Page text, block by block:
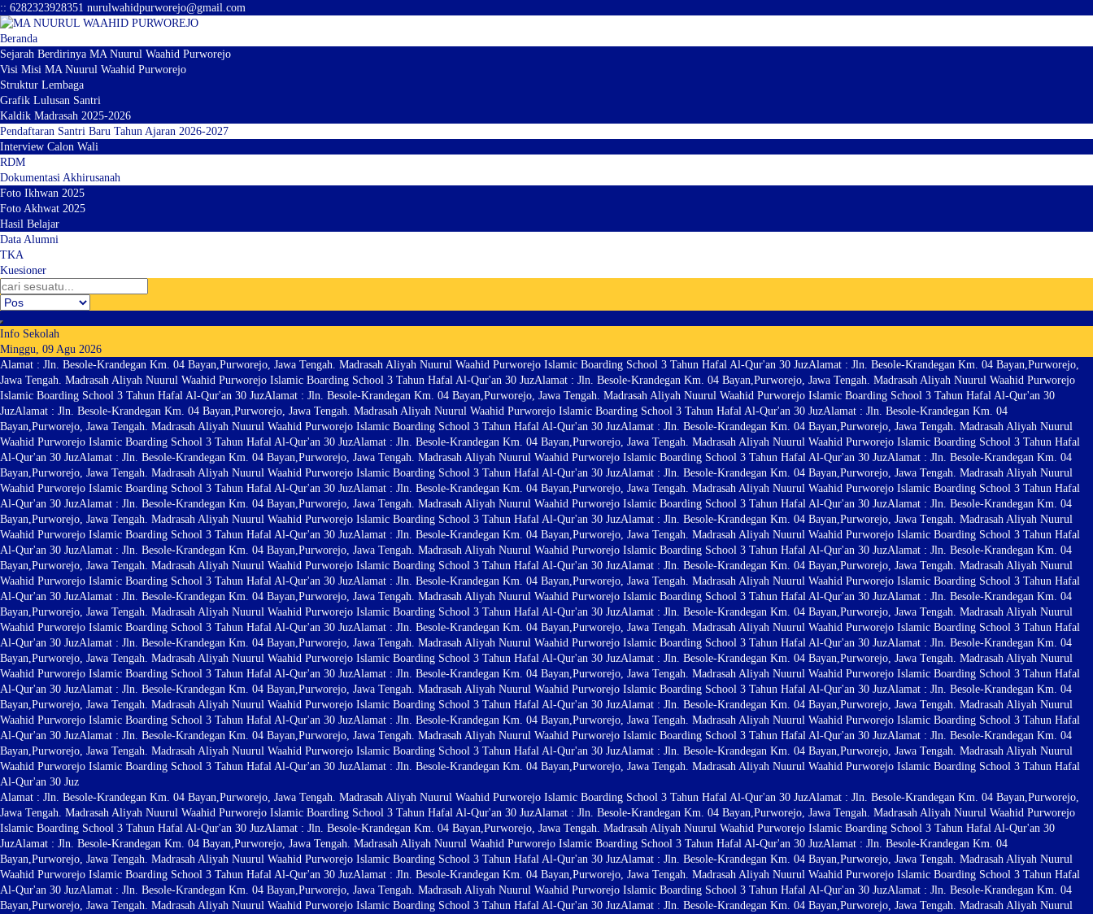
:: 6282323928351 nurulwahidpurworejo@gmail.com
Beranda
Sejarah Berdirinya MA Nuurul Waahid Purworejo
Visi Misi MA Nuurul Waahid Purworejo
Struktur Lembaga
Grafik Lulusan Santri
Kaldik Madrasah 2025-2026
Pendaftaran Santri Baru Tahun Ajaran 2026-2027
Interview Calon Wali
RDM
Dokumentasi Akhirusanah
Foto Ikhwan 2025
Foto Akhwat 2025
Hasil Belajar
Data Alumni
TKA
Kuesioner
Info Sekolah
Minggu, 09 Agu 2026
Alamat : Jln. Besole-Krandegan Km. 04 Bayan,Purworejo, Jawa Tengah. Madrasah Aliyah Nuurul Waahid Purworejo Islamic Boarding School 3 Tahun Hafal Al-Qur'an 30 JuzAlamat : Jln. Besole-Krandegan Km. 04 Bayan,Purworejo,
Jawa Tengah. Madrasah Aliyah Nuurul Waahid Purworejo Islamic Boarding School 3 Tahun Hafal Al-Qur'an 30 JuzAlamat : Jln. Besole-Krandegan Km. 04 Bayan,Purworejo, Jawa Tengah. Madrasah Aliyah Nuurul Waahid Purworejo
Islamic Boarding School 3 Tahun Hafal Al-Qur'an 30 JuzAlamat : Jln. Besole-Krandegan Km. 04 Bayan,Purworejo, Jawa Tengah. Madrasah Aliyah Nuurul Waahid Purworejo Islamic Boarding School 3 Tahun Hafal Al-Qur'an 30
JuzAlamat : Jln. Besole-Krandegan Km. 04 Bayan,Purworejo, Jawa Tengah. Madrasah Aliyah Nuurul Waahid Purworejo Islamic Boarding School 3 Tahun Hafal Al-Qur'an 30 JuzAlamat : Jln. Besole-Krandegan Km. 04
Bayan,Purworejo, Jawa Tengah. Madrasah Aliyah Nuurul Waahid Purworejo Islamic Boarding School 3 Tahun Hafal Al-Qur'an 30 JuzAlamat : Jln. Besole-Krandegan Km. 04 Bayan,Purworejo, Jawa Tengah. Madrasah Aliyah Nuurul
Waahid Purworejo Islamic Boarding School 3 Tahun Hafal Al-Qur'an 30 JuzAlamat : Jln. Besole-Krandegan Km. 04 Bayan,Purworejo, Jawa Tengah. Madrasah Aliyah Nuurul Waahid Purworejo Islamic Boarding School 3 Tahun Hafal
Al-Qur'an 30 JuzAlamat : Jln. Besole-Krandegan Km. 04 Bayan,Purworejo, Jawa Tengah. Madrasah Aliyah Nuurul Waahid Purworejo Islamic Boarding School 3 Tahun Hafal Al-Qur'an 30 JuzAlamat : Jln. Besole-Krandegan Km. 04
Bayan,Purworejo, Jawa Tengah. Madrasah Aliyah Nuurul Waahid Purworejo Islamic Boarding School 3 Tahun Hafal Al-Qur'an 30 JuzAlamat : Jln. Besole-Krandegan Km. 04 Bayan,Purworejo, Jawa Tengah. Madrasah Aliyah Nuurul
Waahid Purworejo Islamic Boarding School 3 Tahun Hafal Al-Qur'an 30 JuzAlamat : Jln. Besole-Krandegan Km. 04 Bayan,Purworejo, Jawa Tengah. Madrasah Aliyah Nuurul Waahid Purworejo Islamic Boarding School 3 Tahun Hafal
Al-Qur'an 30 JuzAlamat : Jln. Besole-Krandegan Km. 04 Bayan,Purworejo, Jawa Tengah. Madrasah Aliyah Nuurul Waahid Purworejo Islamic Boarding School 3 Tahun Hafal Al-Qur'an 30 JuzAlamat : Jln. Besole-Krandegan Km. 04
Bayan,Purworejo, Jawa Tengah. Madrasah Aliyah Nuurul Waahid Purworejo Islamic Boarding School 3 Tahun Hafal Al-Qur'an 30 JuzAlamat : Jln. Besole-Krandegan Km. 04 Bayan,Purworejo, Jawa Tengah. Madrasah Aliyah Nuurul
Waahid Purworejo Islamic Boarding School 3 Tahun Hafal Al-Qur'an 30 JuzAlamat : Jln. Besole-Krandegan Km. 04 Bayan,Purworejo, Jawa Tengah. Madrasah Aliyah Nuurul Waahid Purworejo Islamic Boarding School 3 Tahun Hafal
Al-Qur'an 30 JuzAlamat : Jln. Besole-Krandegan Km. 04 Bayan,Purworejo, Jawa Tengah. Madrasah Aliyah Nuurul Waahid Purworejo Islamic Boarding School 3 Tahun Hafal Al-Qur'an 30 JuzAlamat : Jln. Besole-Krandegan Km. 04
Bayan,Purworejo, Jawa Tengah. Madrasah Aliyah Nuurul Waahid Purworejo Islamic Boarding School 3 Tahun Hafal Al-Qur'an 30 JuzAlamat : Jln. Besole-Krandegan Km. 04 Bayan,Purworejo, Jawa Tengah. Madrasah Aliyah Nuurul
Waahid Purworejo Islamic Boarding School 3 Tahun Hafal Al-Qur'an 30 JuzAlamat : Jln. Besole-Krandegan Km. 04 Bayan,Purworejo, Jawa Tengah. Madrasah Aliyah Nuurul Waahid Purworejo Islamic Boarding School 3 Tahun Hafal
Al-Qur'an 30 JuzAlamat : Jln. Besole-Krandegan Km. 04 Bayan,Purworejo, Jawa Tengah. Madrasah Aliyah Nuurul Waahid Purworejo Islamic Boarding School 3 Tahun Hafal Al-Qur'an 30 JuzAlamat : Jln. Besole-Krandegan Km. 04
Bayan,Purworejo, Jawa Tengah. Madrasah Aliyah Nuurul Waahid Purworejo Islamic Boarding School 3 Tahun Hafal Al-Qur'an 30 JuzAlamat : Jln. Besole-Krandegan Km. 04 Bayan,Purworejo, Jawa Tengah. Madrasah Aliyah Nuurul
Waahid Purworejo Islamic Boarding School 3 Tahun Hafal Al-Qur'an 30 JuzAlamat : Jln. Besole-Krandegan Km. 04 Bayan,Purworejo, Jawa Tengah. Madrasah Aliyah Nuurul Waahid Purworejo Islamic Boarding School 3 Tahun Hafal
Al-Qur'an 30 JuzAlamat : Jln. Besole-Krandegan Km. 04 Bayan,Purworejo, Jawa Tengah. Madrasah Aliyah Nuurul Waahid Purworejo Islamic Boarding School 3 Tahun Hafal Al-Qur'an 30 JuzAlamat : Jln. Besole-Krandegan Km. 04
Bayan,Purworejo, Jawa Tengah. Madrasah Aliyah Nuurul Waahid Purworejo Islamic Boarding School 3 Tahun Hafal Al-Qur'an 30 JuzAlamat : Jln. Besole-Krandegan Km. 04 Bayan,Purworejo, Jawa Tengah. Madrasah Aliyah Nuurul
Waahid Purworejo Islamic Boarding School 3 Tahun Hafal Al-Qur'an 30 JuzAlamat : Jln. Besole-Krandegan Km. 04 Bayan,Purworejo, Jawa Tengah. Madrasah Aliyah Nuurul Waahid Purworejo Islamic Boarding School 3 Tahun Hafal
Al-Qur'an 30 JuzAlamat : Jln. Besole-Krandegan Km. 04 Bayan,Purworejo, Jawa Tengah. Madrasah Aliyah Nuurul Waahid Purworejo Islamic Boarding School 3 Tahun Hafal Al-Qur'an 30 JuzAlamat : Jln. Besole-Krandegan Km. 04
Bayan,Purworejo, Jawa Tengah. Madrasah Aliyah Nuurul Waahid Purworejo Islamic Boarding School 3 Tahun Hafal Al-Qur'an 30 JuzAlamat : Jln. Besole-Krandegan Km. 04 Bayan,Purworejo, Jawa Tengah. Madrasah Aliyah Nuurul
Waahid Purworejo Islamic Boarding School 3 Tahun Hafal Al-Qur'an 30 JuzAlamat : Jln. Besole-Krandegan Km. 04 Bayan,Purworejo, Jawa Tengah. Madrasah Aliyah Nuurul Waahid Purworejo Islamic Boarding School 3 Tahun Hafal
Al-Qur'an 30 JuzAlamat : Jln. Besole-Krandegan Km. 04 Bayan,Purworejo, Jawa Tengah. Madrasah Aliyah Nuurul Waahid Purworejo Islamic Boarding School 3 Tahun Hafal Al-Qur'an 30 JuzAlamat : Jln. Besole-Krandegan Km. 04
Bayan,Purworejo, Jawa Tengah. Madrasah Aliyah Nuurul Waahid Purworejo Islamic Boarding School 3 Tahun Hafal Al-Qur'an 30 JuzAlamat : Jln. Besole-Krandegan Km. 04 Bayan,Purworejo, Jawa Tengah. Madrasah Aliyah Nuurul
Waahid Purworejo Islamic Boarding School 3 Tahun Hafal Al-Qur'an 30 JuzAlamat : Jln. Besole-Krandegan Km. 04 Bayan,Purworejo, Jawa Tengah. Madrasah Aliyah Nuurul Waahid Purworejo Islamic Boarding School 3 Tahun Hafal
Al-Qur'an 30 Juz
Alamat : Jln. Besole-Krandegan Km. 04 Bayan,Purworejo, Jawa Tengah. Madrasah Aliyah Nuurul Waahid Purworejo Islamic Boarding School 3 Tahun Hafal Al-Qur'an 30 JuzAlamat : Jln. Besole-Krandegan Km. 04 Bayan,Purworejo,
Jawa Tengah. Madrasah Aliyah Nuurul Waahid Purworejo Islamic Boarding School 3 Tahun Hafal Al-Qur'an 30 JuzAlamat : Jln. Besole-Krandegan Km. 04 Bayan,Purworejo, Jawa Tengah. Madrasah Aliyah Nuurul Waahid Purworejo
Islamic Boarding School 3 Tahun Hafal Al-Qur'an 30 JuzAlamat : Jln. Besole-Krandegan Km. 04 Bayan,Purworejo, Jawa Tengah. Madrasah Aliyah Nuurul Waahid Purworejo Islamic Boarding School 3 Tahun Hafal Al-Qur'an 30
JuzAlamat : Jln. Besole-Krandegan Km. 04 Bayan,Purworejo, Jawa Tengah. Madrasah Aliyah Nuurul Waahid Purworejo Islamic Boarding School 3 Tahun Hafal Al-Qur'an 30 JuzAlamat : Jln. Besole-Krandegan Km. 04
Bayan,Purworejo, Jawa Tengah. Madrasah Aliyah Nuurul Waahid Purworejo Islamic Boarding School 3 Tahun Hafal Al-Qur'an 30 JuzAlamat : Jln. Besole-Krandegan Km. 04 Bayan,Purworejo, Jawa Tengah. Madrasah Aliyah Nuurul
Waahid Purworejo Islamic Boarding School 3 Tahun Hafal Al-Qur'an 30 JuzAlamat : Jln. Besole-Krandegan Km. 04 Bayan,Purworejo, Jawa Tengah. Madrasah Aliyah Nuurul Waahid Purworejo Islamic Boarding School 3 Tahun Hafal
Al-Qur'an 30 JuzAlamat : Jln. Besole-Krandegan Km. 04 Bayan,Purworejo, Jawa Tengah. Madrasah Aliyah Nuurul Waahid Purworejo Islamic Boarding School 3 Tahun Hafal Al-Qur'an 30 JuzAlamat : Jln. Besole-Krandegan Km. 04
Bayan,Purworejo, Jawa Tengah. Madrasah Aliyah Nuurul Waahid Purworejo Islamic Boarding School 3 Tahun Hafal Al-Qur'an 30 JuzAlamat : Jln. Besole-Krandegan Km. 04 Bayan,Purworejo, Jawa Tengah. Madrasah Aliyah Nuurul